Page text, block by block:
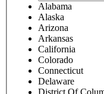
Alabama
Alaska
Arizona
Arkansas
California
Colorado
Connecticut
Delaware
District Of